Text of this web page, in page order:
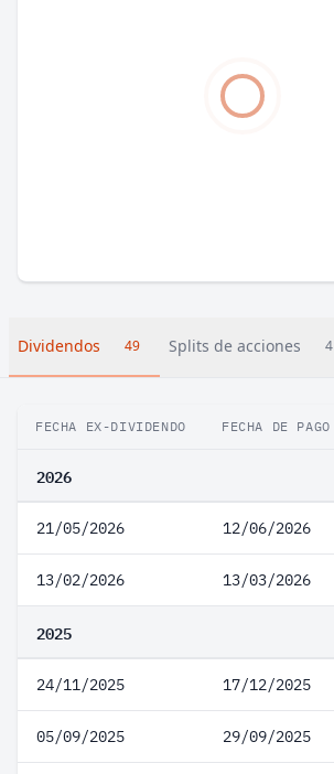
Dividendos 49 Splits de acciones 4
FECHA EX-DIVIDENDO FECHA DE PAGO
2026
21/05/2026 12/06/2026
13/02/2026 13/03/2026
2025
24/11/2025 17/12/2025
05/09/2025 29/09/2025